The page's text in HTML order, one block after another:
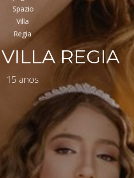
REGIA
15 anos